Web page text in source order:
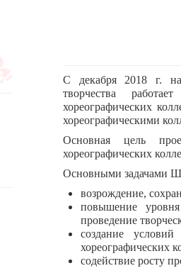
С декабря 2018 г. на
творчества
хореографических
хореографическими
Основная цель
хореографических
Основными задачами
возрождение,
повышение уровня
проведение
создание
хореографических
содействие росту